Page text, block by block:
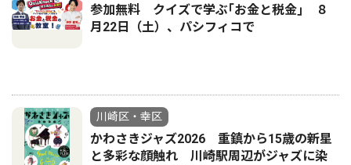
参加無料 クイズで学ぶ｢お金と税金｣ ８
月22日（土）、パシフィコで
川崎区・幸区
かわさきジャズ2026 重鎮から15歳の新星
と多彩な顔触れ 川崎駅周辺がジャズに染